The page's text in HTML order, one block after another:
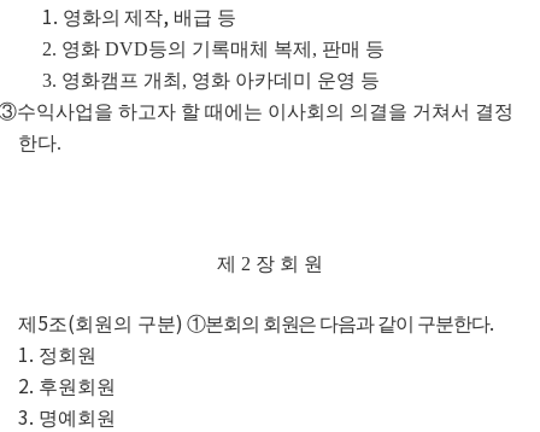
1. 영화의 제작, 배급 등
2. 영화 DVD등의 기록매체 복제 , 판매 등
3. 영화캠프 개최 , 영화 아카데미 운영 등
수익사업을 하고자 할 때에는 이사회의 의결을 거쳐서 결정
한다.
제 2 장 회 원
제 5조(회원의 구분) ①본회의 회원은 다음과 같이 구분한다.
1. 정회원
2. 후원회원
3. 명예회원